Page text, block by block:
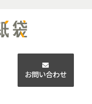
お問い合わせ